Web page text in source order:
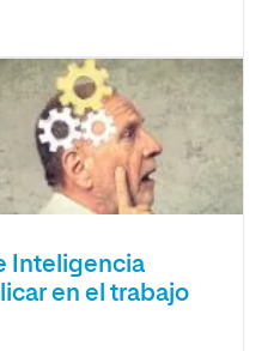
Inteligencia
en el trabajo